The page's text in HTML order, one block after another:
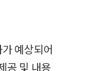
예상되어
공 및 내용